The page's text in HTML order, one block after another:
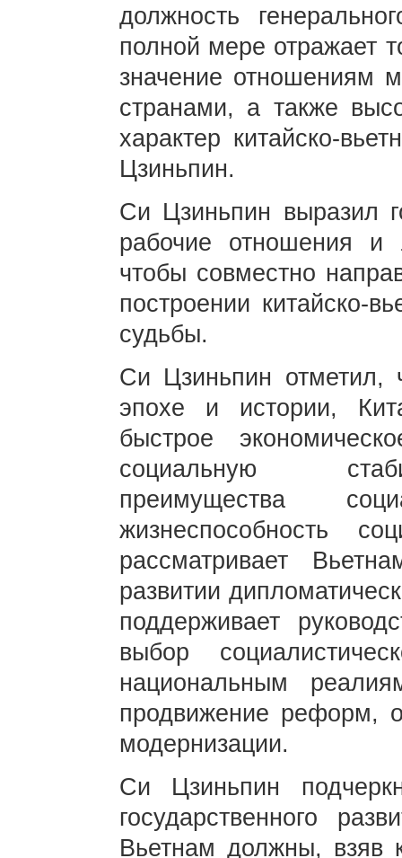
должность
полной мере отражает
значение отношениям
странами, а также
характер китайско-
Цзиньпин.
Си Цзиньпин выразил
рабочие отношения
чтобы совместно
построении китайско-
судьбы.
Си Цзиньпин
эпохе и истории,
быстрое
социальную
преимущества
жизнеспособность
рассматривает
развитии
поддерживает
выбор
национальным
продвижение реформ,
модернизации.
Си Цзиньпин
государственного
Вьетнам должны, взяв